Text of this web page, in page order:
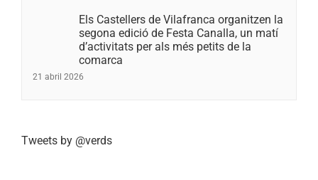
Els Castellers de Vilafranca organitzen la
segona edició de Festa Canalla, un matí
d’activitats per als més petits de la
comarca
21 abril 2026
Tweets by @verds